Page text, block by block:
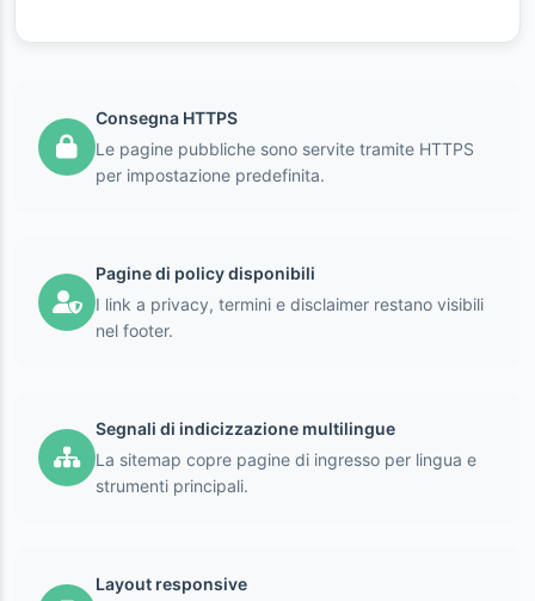
Consegna HTTPS
Le pagine pubbliche sono servite tramite HTTPS
per impostazione predefinita.
Pagine di policy disponibili
I link a privacy, termini e disclaimer restano visibili
nel footer.
Segnali di indicizzazione multilingue
La sitemap copre pagine di ingresso per lingua e
strumenti principali.
Layout responsive